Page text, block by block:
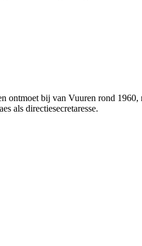
ontmoet bij van Vuuren rond
als directiesecretaresse.